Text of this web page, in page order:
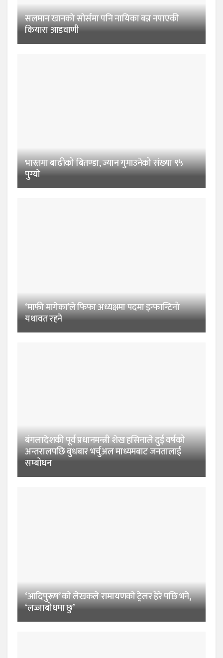
सलमान खानकाे साेर्समा पनि नायिका बन्न नपाएकी
कियारा आडवाणी
भारतमा बाढीको बितण्डा, ज्यान गुमाउनेको संख्या ९५
पुग्यो
‘माफी मागेका’ले फिफा अध्यक्षमा पदमा इन्फान्टिनो
यथावत रहने
बंगलादेशकी पूर्व प्रधानमन्त्री शेख हसिनाले दुई वर्षको
अन्तरालपछि बुधबार भर्चुअल माध्यमबाट जनतालाई
सम्बोधन
‘आदिपुरूष’ को लेखकले रामायणको ट्रेलर हेरे पछि भने,
‘लज्जाबोधमा छु’